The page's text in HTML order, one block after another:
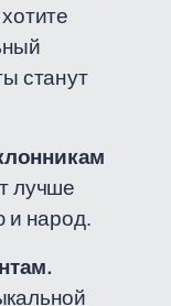
станут
лучше
и народ.